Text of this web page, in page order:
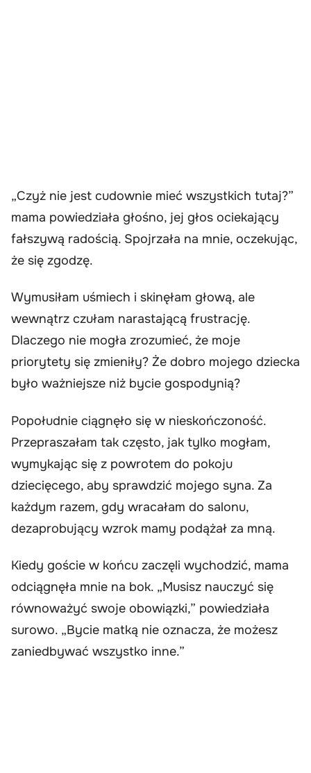
„Czyż nie jest cudownie mieć wszystkich tutaj?”
mama powiedziała głośno, jej głos ociekający
fałszywą radością. Spojrzała na mnie, oczekując,
że się zgodzę.
Wymusiłam uśmiech i skinęłam głową, ale
wewnątrz czułam narastającą frustrację.
Dlaczego nie mogła zrozumieć, że moje
priorytety się zmieniły? Że dobro mojego dziecka
było ważniejsze niż bycie gospodynią?
Popołudnie ciągnęło się w nieskończoność.
Przepraszałam tak często, jak tylko mogłam,
wymykając się z powrotem do pokoju
dziecięcego, aby sprawdzić mojego syna. Za
każdym razem, gdy wracałam do salonu,
dezaprobujący wzrok mamy podążał za mną.
Kiedy goście w końcu zaczęli wychodzić, mama
odciągnęła mnie na bok. „Musisz nauczyć się
równoważyć swoje obowiązki,” powiedziała
surowo. „Bycie matką nie oznacza, że możesz
zaniedbywać wszystko inne.”